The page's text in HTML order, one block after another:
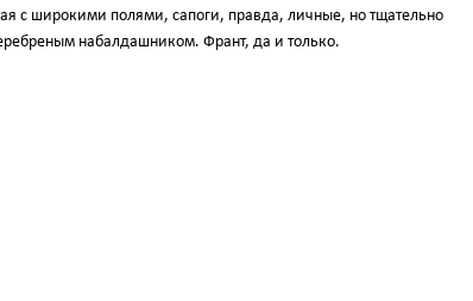
с широкими полями, сапоги, правда, личные, но тщательно
набалдашником. Франт, да и только.